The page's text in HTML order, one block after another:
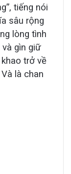
tiếng nói
sâu rộng
lòng tình
và gìn giữ
trở về
là chan